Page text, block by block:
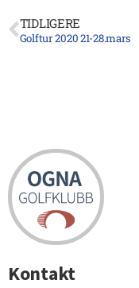
TIDLIGERE
Golftur 2020 21-28.mars
Kontakt